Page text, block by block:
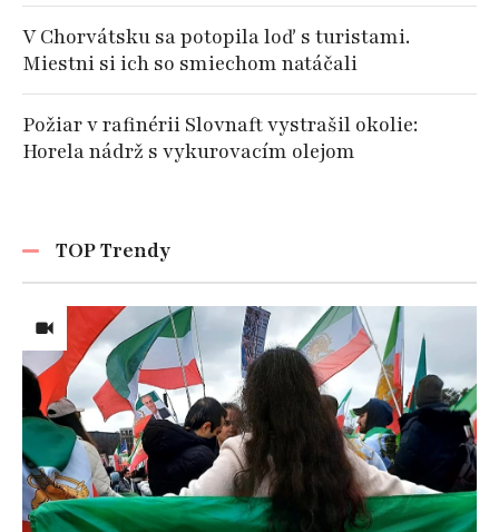
V Chorvátsku sa potopila loď s turistami.
Miestni si ich so smiechom natáčali
Požiar v rafinérii Slovnaft vystrašil okolie:
Horela nádrž s vykurovacím olejom
TOP Trendy